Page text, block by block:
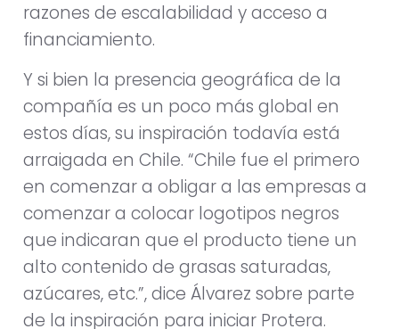
razones de escalabilidad y acceso a
financiamiento.
Y si bien la presencia geográfica de la
compañía es un poco más global en
estos días, su inspiración todavía está
arraigada en Chile. “Chile fue el primero
en comenzar a obligar a las empresas a
comenzar a colocar logotipos negros
que indicaran que el producto tiene un
alto contenido de grasas saturadas,
azúcares, etc.”, dice Álvarez sobre parte
de la inspiración para iniciar Protera.